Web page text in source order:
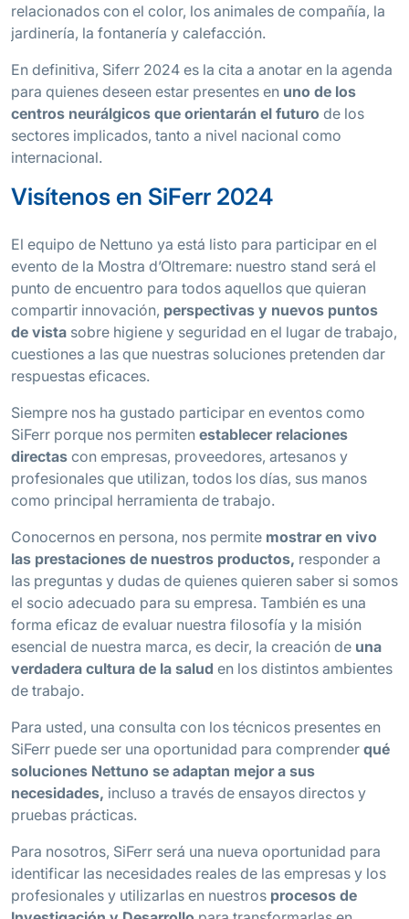
relacionados con el color, los animales de compañía, la
jardinería, la fontanería y calefacción.
En definitiva, Siferr 2024 es la cita a anotar en la agenda
para quienes deseen estar presentes en uno de los
centros neurálgicos que orientarán el futuro de los
sectores implicados, tanto a nivel nacional como
internacional.
Visítenos en SiFerr 2024
El equipo de Nettuno ya está listo para participar en el
evento de la Mostra d’Oltremare: nuestro stand será el
punto de encuentro para todos aquellos que quieran
compartir innovación, perspectivas y nuevos puntos
de vista sobre higiene y seguridad en el lugar de trabajo,
cuestiones a las que nuestras soluciones pretenden dar
respuestas eficaces.
Siempre nos ha gustado participar en eventos como
SiFerr porque nos permiten establecer relaciones
directas con empresas, proveedores, artesanos y
profesionales que utilizan, todos los días, sus manos
como principal herramienta de trabajo.
Conocernos en persona, nos permite mostrar en vivo
las prestaciones de nuestros productos, responder a
las preguntas y dudas de quienes quieren saber si somos
el socio adecuado para su empresa. También es una
forma eficaz de evaluar nuestra filosofía y la misión
esencial de nuestra marca, es decir, la creación de una
verdadera cultura de la salud en los distintos ambientes
de trabajo.
Para usted, una consulta con los técnicos presentes en
SiFerr puede ser una oportunidad para comprender qué
soluciones Nettuno se adaptan mejor a sus
necesidades, incluso a través de ensayos directos y
pruebas prácticas.
Para nosotros, SiFerr será una nueva oportunidad para
identificar las necesidades reales de las empresas y los
profesionales y utilizarlas en nuestros procesos de